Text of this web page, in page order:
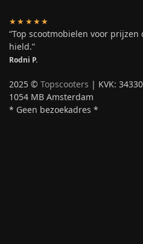
★★★★★
“Top scootmobielen voor
hield.”
Rodni P.
2025 © Topscooters | KVK:
1054 MB Amsterdam
* Geen bezoekadres *